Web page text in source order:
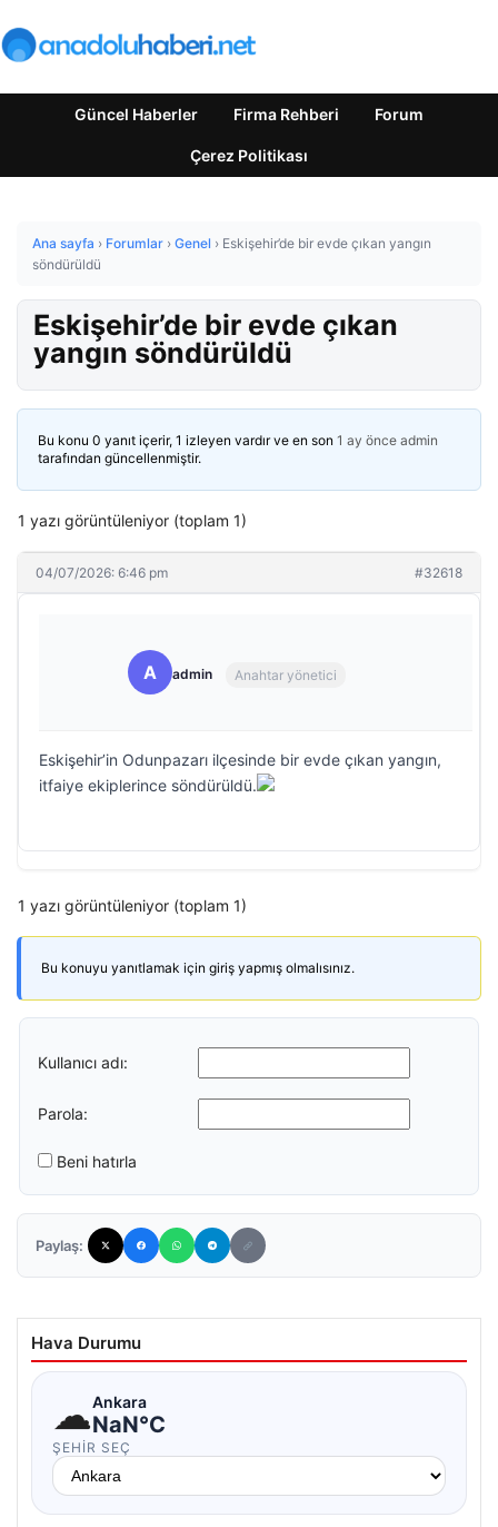
Güncel Haberler Firma Rehberi Forum
Çerez Politikası
Ana sayfa › Forumlar › Genel › Eskişehir’de bir evde çıkan yangın
söndürüldü
Eskişehir’de bir evde çıkan
yangın söndürüldü
Bu konu 0 yanıt içerir, 1 izleyen vardır ve en son 1 ay önce admin
tarafından güncellenmiştir.
1 yazı görüntüleniyor (toplam 1)
04/07/2026: 6:46 pm #32618
A admin Anahtar yönetici
Eskişehir’in Odunpazarı ilçesinde bir evde çıkan yangın,
itfaiye ekiplerince söndürüldü.
1 yazı görüntüleniyor (toplam 1)
Bu konuyu yanıtlamak için giriş yapmış olmalısınız.
Kullanıcı adı:
Parola:
Beni hatırla
Paylaş:
Hava Durumu
☁Ankara
NaN°C
ŞEHIR SEÇ